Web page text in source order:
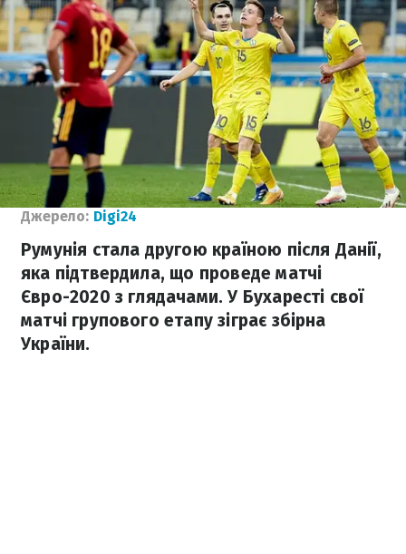
Джерело: Digi24
Румунія стала другою країною після Данії,
яка підтвердила, що проведе матчі
Євро-2020 з глядачами. У Бухаресті свої
матчі групового етапу зіграє збірна
України.